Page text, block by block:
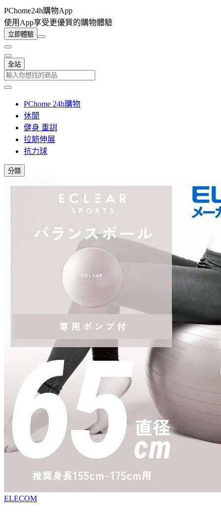
PChome24h購物App
使用App享受更優質的購物體驗
立即體驗
全站
PChome 24h購物
休閒
健身 重訓
拉筋伸展
抗力球
分類
ELECOM